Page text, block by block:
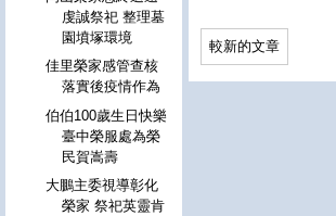
較新的文章
虔誠祭祀 整理墓
園墳塚環境
佳里榮家感管查核
落實後疫情作為
伯伯100歲生日快樂
臺中榮服處為榮
民賀嵩壽
大鵬主委視導彰化
榮家 祭祀英靈肯